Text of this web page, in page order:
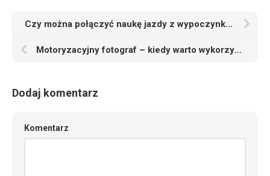
Czy można połączyć naukę jazdy z wypoczynkiem w wakacje
Motoryzacyjny fotograf – kiedy warto wykorzystać jego usługi
Dodaj komentarz
Komentarz